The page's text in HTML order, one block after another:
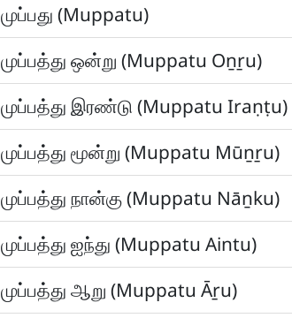
முப்பது (Muppatu)
முப்பத்து ஒன்று (Muppatu Oṉṟu)
முப்பத்து இரண்டு (Muppatu Iraṇṭu)
முப்பத்து மூன்று (Muppatu Mūṉṟu)
முப்பத்து நான்கு (Muppatu Nāṉku)
முப்பத்து ஐந்து (Muppatu Aintu)
முப்பத்து ஆறு (Muppatu Āṟu)